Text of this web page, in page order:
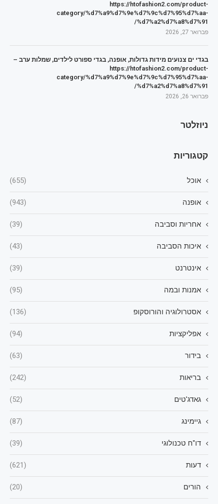
https://htofashion2.com/product-
category/%d7%a9%d7%9e%d7%9c%d7%95%d7%aa-
%d7%a2%d7%a8%d7%91/
פברואר 27, 2026
בגדי ים צנועים מידות גדולות, אופנה, בגדי ספורט לילדים, שמלות ערב –
https://htofashion2.com/product-
category/%d7%a9%d7%9e%d7%9c%d7%95%d7%aa-
%d7%a2%d7%a8%d7%91/
פברואר 26, 2026
ניוזלטר
קטגוריות
אוכל (655)
אופנה (943)
אחריות וסביבה (39)
איכות הסביבה (43)
אינטרנט (39)
אמנות ובמה (95)
אסטרולוגיה והורוסקופ (136)
אפליקציות (94)
בידור (63)
בריאות (242)
גאדג'טים (52)
גיימינג (87)
דו"ח טכנולוגי (39)
דעות (621)
הורים (20)